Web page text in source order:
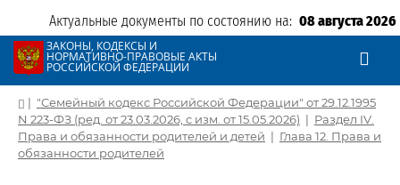
Актуальные документы по состоянию на: 08 августа 2026
ЗАКОНЫ, КОДЕКСЫ И
НОРМАТИВНО-ПРАВОВЫЕ АКТЫ
РОССИЙСКОЙ ФЕДЕРАЦИИ
| "Семейный кодекс Российской Федерации" от 29.12.1995
N 223-ФЗ (ред. от 23.03.2026, с изм. от 15.05.2026) | Раздел IV.
Права и обязанности родителей и детей | Глава 12. Права и
обязанности родителей